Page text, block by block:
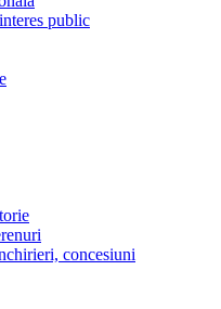
public
concesiuni